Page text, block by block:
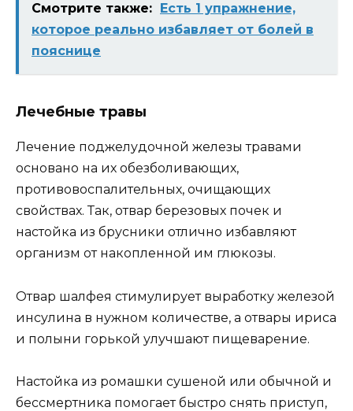
Смотрите также:
Есть 1 упражнение,
которое реально избавляет от болей в
пояснице
Лечебные травы
Лечение поджелудочной железы травами
основано на их обезболивающих,
противовоспалительных, очищающих
свойствах. Так, отвар березовых почек и
настойка из брусники отлично избавляют
организм от накопленной им глюкозы.
Отвар шалфея стимулирует выработку железой
инсулина в нужном количестве, а отвары ириса
и полыни горькой улучшают пищеварение.
Настойка из ромашки сушеной или обычной и
бессмертника помогает быстро снять приступ,